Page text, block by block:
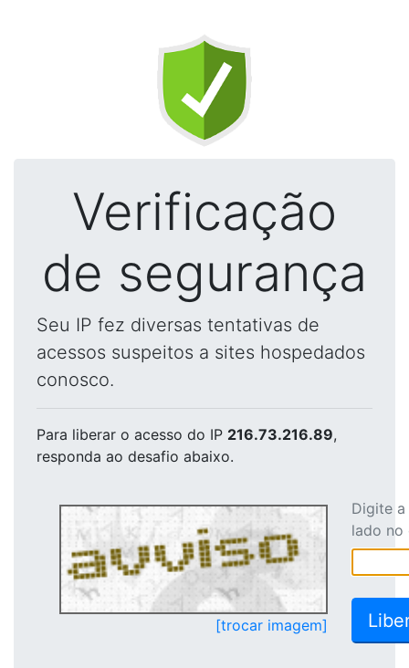
Verificação
de segurança
Seu IP fez diversas tentativas de
acessos suspeitos a sites hospedados
conosco.
Para liberar o acesso do IP 216.73.216.89,
responda ao desafio abaixo.
[trocar imagem]
Digite
lado no